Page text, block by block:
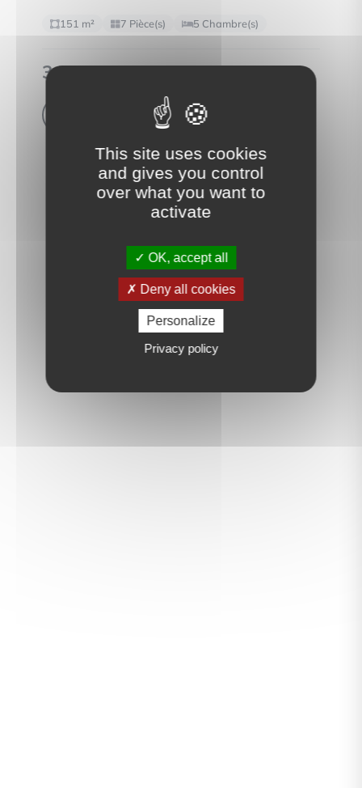
151 m² 7 Pièce(s) 5 Chambre(s)
349 000 €
This site uses cookies
and gives you control
over what you want to
activate
OK, accept all
Deny all cookies
Personalize
Privacy policy